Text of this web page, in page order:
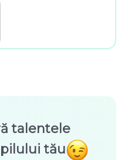
talentele
tău